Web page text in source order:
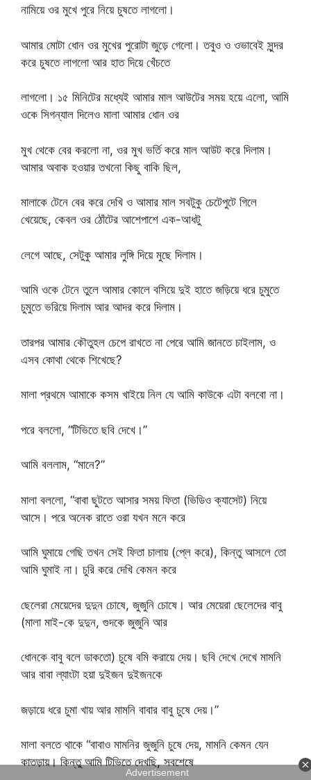
নামিয়ে ওর মুখে পুরে নিয়ে চুষতে লাগলো।
আমার মোটা ধোন ওর মুখের পুরোটা জুড়ে গেলো। তবুও ও ওভাবেই সুন্দর
করে চুষতে লাগলো আর হাত দিয়ে খেঁচতে
লাগলো। ১৫ মিনিটের মধ্যেই আমার মাল আউটের সময় হয়ে এলো, আমি
ওকে সিগন্যাল দিলেও মালা আমার ধোন ওর
মুখ থেকে বের করলো না, ওর মুখ ভর্তি করে মাল আউট করে দিলাম।
আমার অবাক হওয়ার তখনো কিছু বাকি ছিল,
মালাকে টেনে বের করে দেখি ও আমার মাল সবটুকু চেটেপুটে গিলে
খেয়েছে, কেবল ওর ঠোঁটের আশেপাশে এক-আধটু
লেগে আছে, সেটুকু আমার লুঙ্গি দিয়ে মুছে দিলাম।
আমি ওকে টেনে তুলে আমার কোলে বসিয়ে দুই হাতে জড়িয়ে ধরে চুমুতে
চুমুতে ভরিয়ে দিলাম আর আদর করে দিলাম।
তারপর আমার কৌতুহল চেপে রাখতে না পেরে আমি জানতে চাইলাম, ও
এসব কোথা থেকে শিখেছে?
মালা প্রথমে আমাকে কসম খাইয়ে নিল যে আমি কাউকে এটা বলবো না।
পরে বললো, “টিভিতে ছবি দেখে।”
আমি বললাম, “মানে?”
মালা বললো, “বাবা ছুটতে আসার সময় ফিতা (ভিডিও ক্যাসেট) নিয়ে
আসে। পরে অনেক রাতে ওরা যখন মনে করে
আমি ঘুমায়ে গেছি তখন সেই ফিতা চালায় (প্লে করে), কিন্তু আসলে তো
আমি ঘুমাই না। চুরি করে দেখি কেমন করে
ছেলেরা মেয়েদের দুদুন চোষে, জুজুনি চোষে। আর মেয়েরা ছেলেদের বাবু
(মালা মাই-কে দুদুন, গুদকে জুজুনি আর
ধোনকে বাবু বলে ডাকতো) চুষে বমি করায়ে দেয়। ছবি দেখে দেখে মামনি
আর বাবা ল্যাংটা হয়া দুইজন দুইজনকে
জড়ায়ে ধরে চুমা খায় আর মামনি বাবার বাবু চুষে দেয়।”
মালা বলতে থাকে “বাবাও মামনির জুজুনি চুষে দেয়, মামনি কেমন যেন
কাতড়ায়। কিন্তু আমি টিভিতে দেখছি, সবশেষে